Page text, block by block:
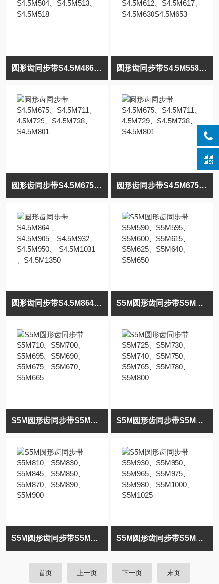
圆形齿同步带S4.5M486、S4.5M500、S4.5M504、S4.5M513、S4.5M518 圆形齿同步带S4.5M558、S4.5M567、S4.5M612、S4.5M617、S4.5M630S4.5M653
圆形齿同步带S4.5M675、S4.5M711、4.5M729、S4.5M738、S4.5M801 圆形齿同步带S4.5M675、S4.5M711、4.5M729、S4.5M738、S4.5M801
圆形齿同步带S4.5M864 、S4.5M905、S4.5M932、S4.5M950、 S4.5M1031 、S4.5M1350 S5M圆形齿同步带S5M590、S5M595、S5M600、S5M615、S5M625、S5M640、S5M650
S5M圆形齿同步带S5M710、S5M700、S5M695、S5M690、S5M675、S5M670、S5M665 S5M圆形齿同步带S5M725、S5M730、S5M740、S5M750、S5M765、S5M780、S5M800
S5M圆形齿同步带S5M810、S5M830、S5M845、S5M850、S5M870、S5M890、S5M900 S5M圆形齿同步带S5M930、S5M950、S5M965、S5M975、S5M980、S5M1000、S5M1025
首页 上一页 下一页 末页